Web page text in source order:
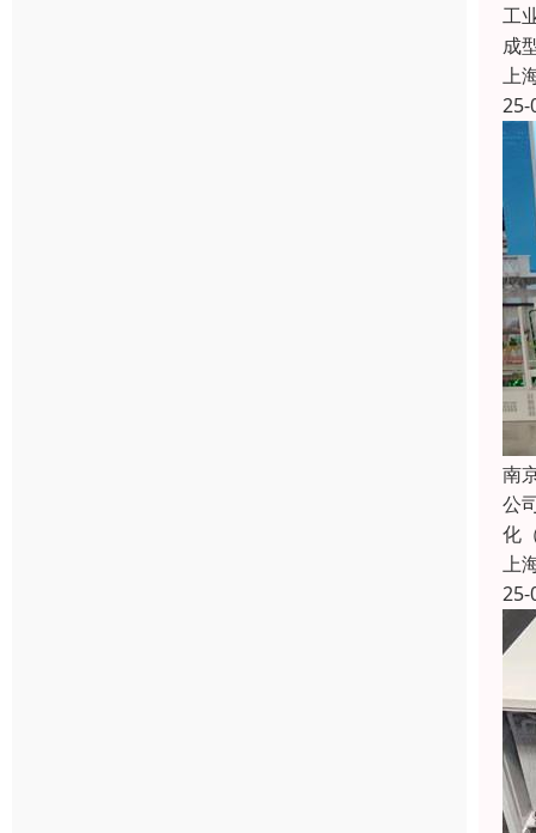
工
成
上
25-
南
公
化
上
25-